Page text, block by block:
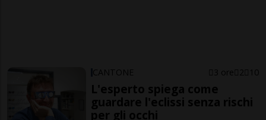
CANTONE 3 ore 2 10
L'esperto spiega come
guardare l'eclissi senza rischi
per gli occhi